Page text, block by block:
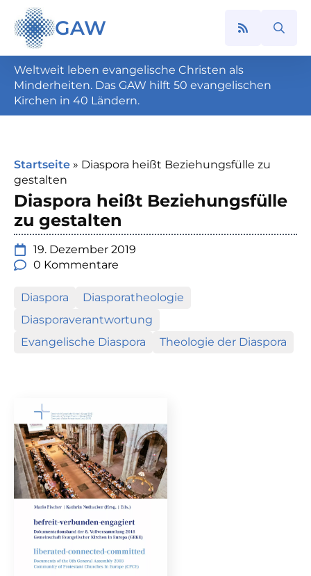
GAW
Search
Weltweit leben evangelische Christen als
Minderheiten. Das GAW hilft 50 evangelischen
Kirchen in 40 Ländern.
Startseite » Diaspora heißt Beziehungsfülle zu
gestalten
Diaspora heißt Beziehungsfülle
zu gestalten
19. Dezember 2019
0 Kommentare
Diaspora
Diasporatheologie
Diasporaverantwortung
Evangelische Diaspora
Theologie der Diaspora